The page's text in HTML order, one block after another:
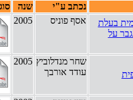
נכתב ע"י שנה
בעלת
על
אסף פוניס 2005
שחר מנדלוביץ
עודד אורבך
2005